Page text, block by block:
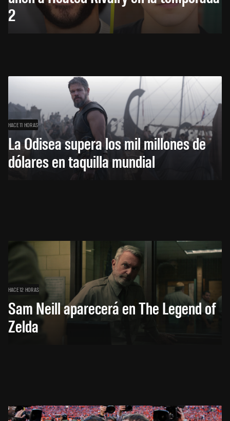
2
HACE 11 HORAS
La Odisea supera los mil millones de
dólares en taquilla mundial
HACE 12 HORAS
Sam Neill aparecerá en The Legend of
Zelda